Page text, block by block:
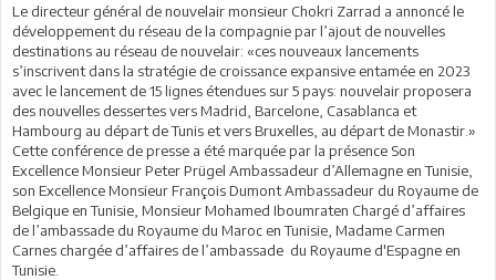
Le directeur général de nouvelair monsieur Chokri Zarrad a annoncé le
développement du réseau de la compagnie par l’ajout de nouvelles
destinations au réseau de nouvelair: «ces nouveaux lancements
s’inscrivent dans la stratégie de croissance expansive entamée en 2023
avec le lancement de 15 lignes étendues sur 5 pays: nouvelair proposera
des nouvelles dessertes vers Madrid, Barcelone, Casablanca et
Hambourg au départ de Tunis et vers Bruxelles, au départ de Monastir.»
Cette conférence de presse a été marquée par la présence Son
Excellence Monsieur Peter Prügel Ambassadeur d’Allemagne en Tunisie,
son Excellence Monsieur François Dumont Ambassadeur du Royaume de
Belgique en Tunisie, Monsieur Mohamed Iboumraten Chargé d’affaires
de l’ambassade du Royaume du Maroc en Tunisie, Madame Carmen
Carnes chargée d’affaires de l’ambassade du Royaume d'Espagne en
Tunisie.